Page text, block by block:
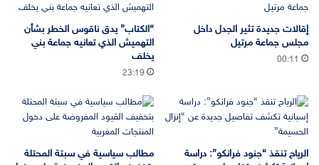
إقالات جديدة تثير الجدل داخل
مجلس جماعة مرتيل
00:11
“الكتاب” يدق ناقوس الخطر بشأن
التهميش الذي تعانيه جماعة بني
يخلف
23:19
الرياح تنقذ “جنود فرانكو”: دراسة
مطالب سياسية في سبتة المحتلة